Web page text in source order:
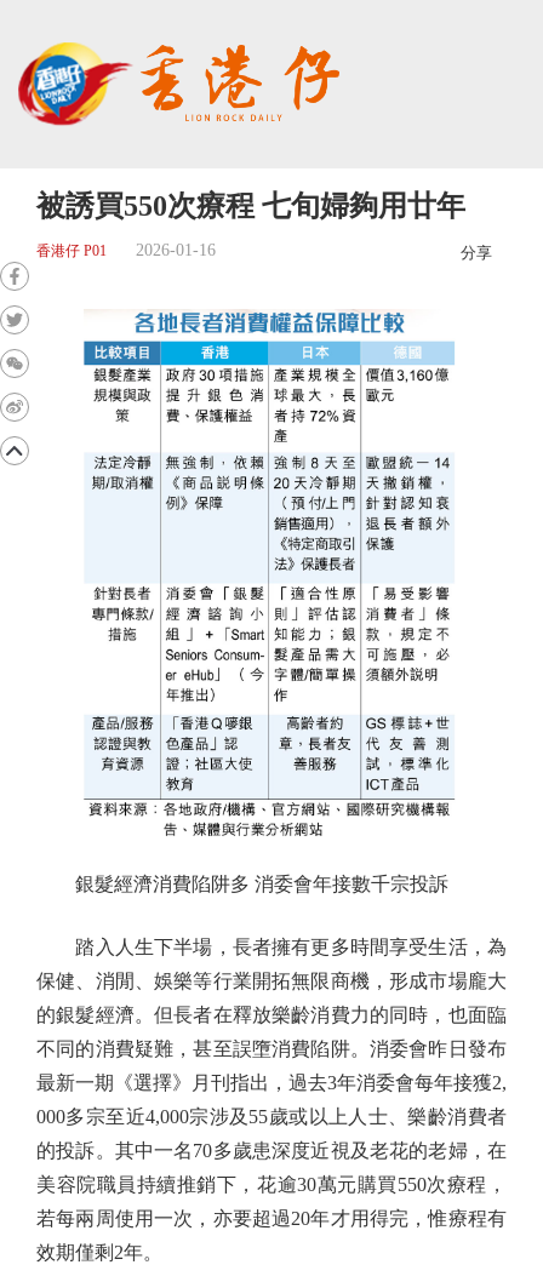
被誘買550次療程 七旬婦夠用廿年
香港仔 P01 2026-01-16 分享
銀髮經濟消費陷阱多 消委會年接數千宗投訴
踏入人生下半場，長者擁有更多時間享受生活，為
保健、消閒、娛樂等行業開拓無限商機，形成市場龐大
的銀髮經濟。但長者在釋放樂齡消費力的同時，也面臨
不同的消費疑難，甚至誤墮消費陷阱。消委會昨日發布
最新一期《選擇》月刊指出，過去3年消委會每年接獲2,
000多宗至近4,000宗涉及55歲或以上人士、樂齡消費者
的投訴。其中一名70多歲患深度近視及老花的老婦，在
美容院職員持續推銷下，花逾30萬元購買550次療程，
若每兩周使用一次，亦要超過20年才用得完，惟療程有
效期僅剩2年。